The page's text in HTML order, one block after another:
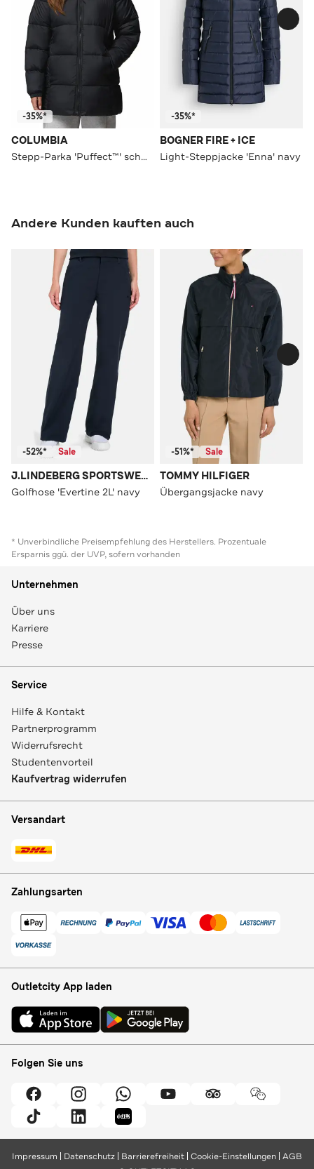
-35%*
COLUMBIA
Stepp-Parka 'Puffect™' schwarz
-35%*
BOGNER FIRE + ICE
Light-Steppjacke 'Enna' navy
Andere Kunden kauften auch
-52%* Sale
J.LINDEBERG SPORTSWEAR
Golfhose 'Evertine 2L' navy
-51%* Sale
TOMMY HILFIGER
Übergangsjacke navy
* Unverbindliche Preisempfehlung des Herstellers. Prozentuale
Ersparnis ggü. der UVP, sofern vorhanden
Unternehmen
Über uns
Karriere
Presse
Service
Hilfe & Kontakt
Partnerprogramm
Widerrufsrecht
Studentenvorteil
Kaufvertrag widerrufen
Versandart
Zahlungsarten
Outletcity App laden
Folgen Sie uns
Impressum Datenschutz Barrierefreiheit Cookie-Einstellungen AGB